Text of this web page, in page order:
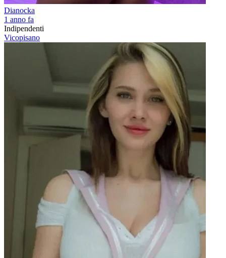
Dianocka
1 anno fa
Indipendenti
Vicopisano